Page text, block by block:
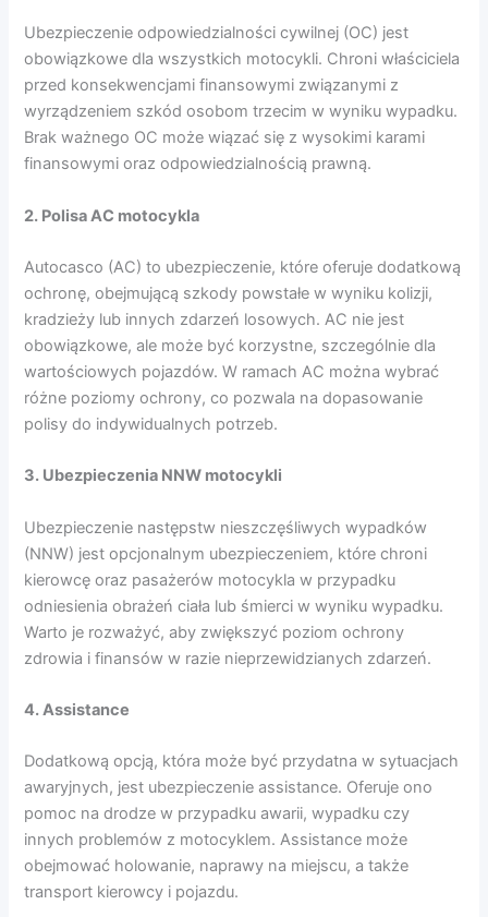
Ubezpieczenie odpowiedzialności cywilnej (OC) jest
obowiązkowe dla wszystkich motocykli. Chroni właściciela
przed konsekwencjami finansowymi związanymi z
wyrządzeniem szkód osobom trzecim w wyniku wypadku.
Brak ważnego OC może wiązać się z wysokimi karami
finansowymi oraz odpowiedzialnością prawną.
2. Polisa AC motocykla
Autocasco (AC) to ubezpieczenie, które oferuje dodatkową
ochronę, obejmującą szkody powstałe w wyniku kolizji,
kradzieży lub innych zdarzeń losowych. AC nie jest
obowiązkowe, ale może być korzystne, szczególnie dla
wartościowych pojazdów. W ramach AC można wybrać
różne poziomy ochrony, co pozwala na dopasowanie
polisy do indywidualnych potrzeb.
3. Ubezpieczenia NNW motocykli
Ubezpieczenie następstw nieszczęśliwych wypadków
(NNW) jest opcjonalnym ubezpieczeniem, które chroni
kierowcę oraz pasażerów motocykla w przypadku
odniesienia obrażeń ciała lub śmierci w wyniku wypadku.
Warto je rozważyć, aby zwiększyć poziom ochrony
zdrowia i finansów w razie nieprzewidzianych zdarzeń.
4. Assistance
Dodatkową opcją, która może być przydatna w sytuacjach
awaryjnych, jest ubezpieczenie assistance. Oferuje ono
pomoc na drodze w przypadku awarii, wypadku czy
innych problemów z motocyklem. Assistance może
obejmować holowanie, naprawy na miejscu, a także
transport kierowcy i pojazdu.